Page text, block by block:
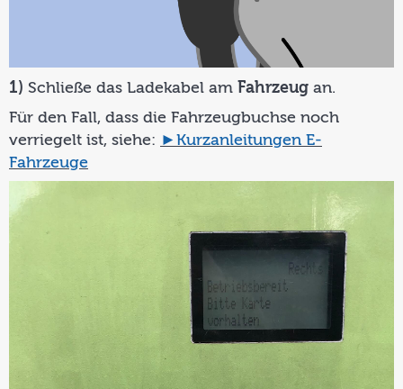
1) Schließe das Ladekabel am Fahrzeug an.
Für den Fall, dass die Fahrzeugbuchse noch
verriegelt ist, siehe: ►Kurzanleitungen E-
Fahrzeuge